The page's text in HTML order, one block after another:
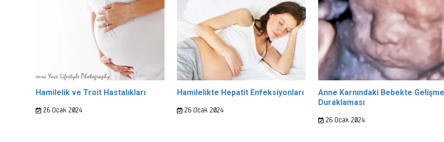
Hamilelik ve Troit Hastalıkları
26 Ocak 2024
Hamilelikte Hepatit Enfeksiyonları
26 Ocak 2024
Anne Karnındaki Bebekte Gelişme
Duraklaması
26 Ocak 2024